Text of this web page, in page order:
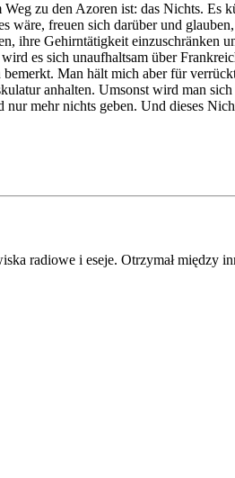
zu den Azoren ist: das Nichts. Es
freuen sich darüber und
ihre Gehirntätigkeit einzuschränken
es sich unaufhaltsam über
Man hält mich aber für
anhalten. Umsonst wird man
mehr nichts geben. Und dieses
radiowe i eseje. Otrzymał